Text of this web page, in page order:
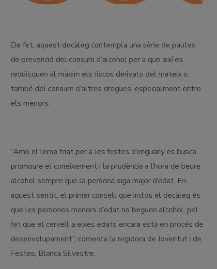
De fet, aquest decàleg contempla una sèrie de pautes
de prevenció del consum d’alcohol per a que així es
reduïsquen al màxim els riscos derivats del mateix o
també del consum d’altres drogues, especialment entre
els menors.
“Amb el lema triat per a les festes d’enguany es busca
promoure el coneixement i la prudència a l’hora de beure
alcohol sempre que la persona siga major d’edat. En
aquest sentit, el primer consell que inclou el decàleg és
que les persones menors d’edat no beguen alcohol, pel
fet que el cervell a eixes edats encara està en procés de
desenvolupament”, comenta la regidora de Joventut i de
Festes, Blanca Silvestre.